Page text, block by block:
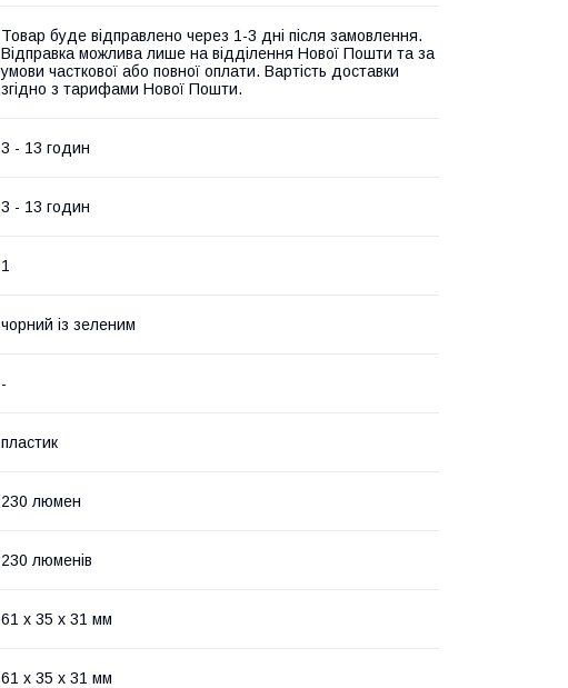
Товар буде відправлено через 1-3 дні після замовлення.
Відправка можлива лише на відділення Нової Пошти та за
умови часткової або повної оплати. Вартість доставки
згідно з тарифами Нової Пошти.
3 - 13 годин
3 - 13 годин
1
чорний із зеленим
-
пластик
230 люмен
230 люменів
61 х 35 х 31 мм
61 х 35 х 31 мм